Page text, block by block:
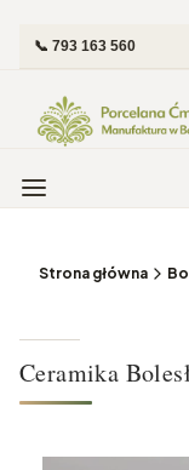
📞 793 163 560
Menu
Strona główna
Ceramika